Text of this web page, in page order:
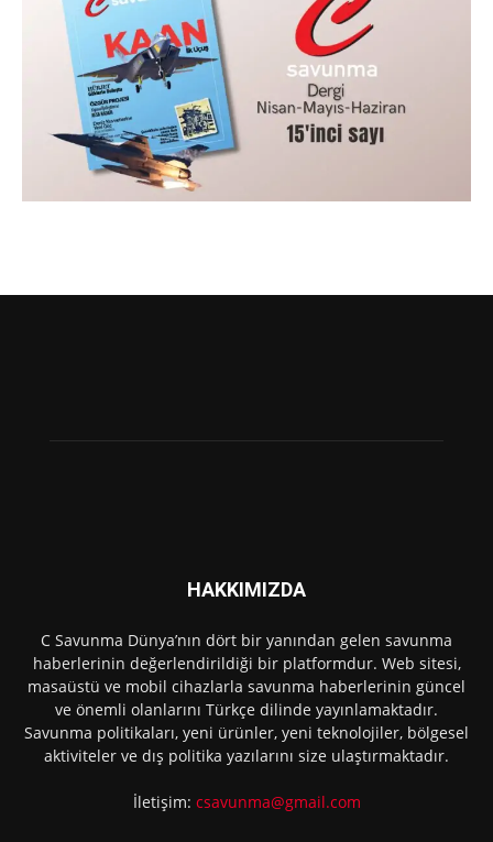
HAKKIMIZDA
C Savunma Dünya’nın dört bir yanından gelen savunma
haberlerinin değerlendirildiği bir platformdur. Web sitesi,
masaüstü ve mobil cihazlarla savunma haberlerinin güncel
ve önemli olanlarını Türkçe dilinde yayınlamaktadır.
Savunma politikaları, yeni ürünler, yeni teknolojiler, bölgesel
aktiviteler ve dış politika yazılarını size ulaştırmaktadır.
İletişim: csavunma@gmail.com